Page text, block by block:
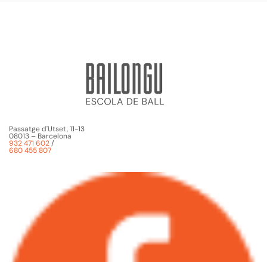
Passatge d'Utset, 11-13
08013 – Barcelona
932 471 602/
680 455 807